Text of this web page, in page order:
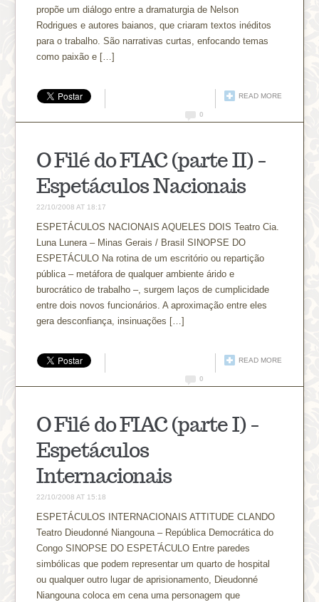
propõe um diálogo entre a dramaturgia de Nelson
Rodrigues e autores baianos, que criaram textos inéditos
para o trabalho. São narrativas curtas, enfocando temas
como paixão e […]
READ MORE
0
O Filé do FIAC (parte II) –
Espetáculos Nacionais
22/10/2008 AT 18:17
ESPETÁCULOS NACIONAIS AQUELES DOIS Teatro Cia.
Luna Lunera – Minas Gerais / Brasil SINOPSE DO
ESPETÁCULO Na rotina de um escritório ou repartição
pública – metáfora de qualquer ambiente árido e
burocrático de trabalho –, surgem laços de cumplicidade
entre dois novos funcionários. A aproximação entre eles
gera desconfiança, insinuações […]
READ MORE
0
O Filé do FIAC (parte I) –
Espetáculos
Internacionais
22/10/2008 AT 15:18
ESPETÁCULOS INTERNACIONAIS ATTITUDE CLANDO
Teatro Dieudonné Niangouna – República Democrática do
Congo SINOPSE DO ESPETÁCULO Entre paredes
simbólicas que podem representar um quarto de hospital
ou qualquer outro lugar de aprisionamento, Dieudonné
Niangouna coloca em cena uma personagem que